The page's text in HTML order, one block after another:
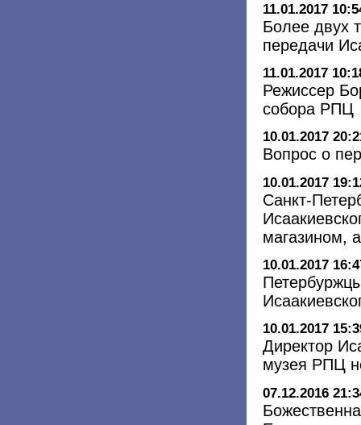
11.01.2017
Более двух
передачи
11.01.2017
Режиссер
собора РПЦ
10.01.2017
Вопрос о
10.01.2017
Санкт-
магазином,
10.01.2017
10.01.2017
Директор
музея РПЦ
07.12.2016